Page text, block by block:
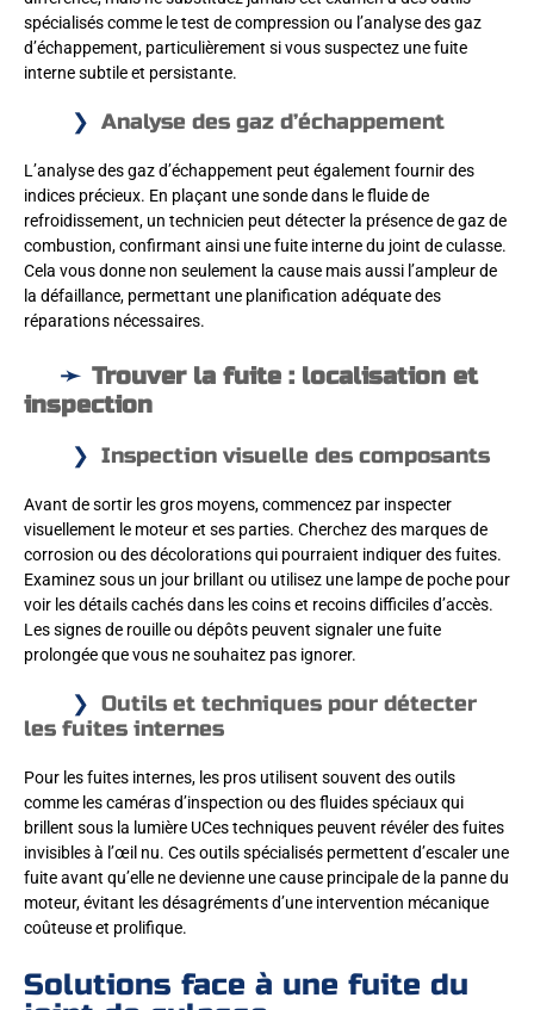
spécialisés comme le test de compression ou l’analyse des gaz
d’échappement, particulièrement si vous suspectez une fuite
interne subtile et persistante.
Analyse des gaz d’échappement
L’analyse des gaz d’échappement peut également fournir des
indices précieux. En plaçant une sonde dans le fluide de
refroidissement, un technicien peut détecter la présence de gaz de
combustion, confirmant ainsi une fuite interne du joint de culasse.
Cela vous donne non seulement la cause mais aussi l’ampleur de
la défaillance, permettant une planification adéquate des
réparations nécessaires.
Trouver la fuite : localisation et
inspection
Inspection visuelle des composants
Avant de sortir les gros moyens, commencez par inspecter
visuellement le moteur et ses parties. Cherchez des marques de
corrosion ou des décolorations qui pourraient indiquer des fuites.
Examinez sous un jour brillant ou utilisez une lampe de poche pour
voir les détails cachés dans les coins et recoins difficiles d’accès.
Les signes de rouille ou dépôts peuvent signaler une fuite
prolongée que vous ne souhaitez pas ignorer.
Outils et techniques pour détecter
les fuites internes
Pour les fuites internes, les pros utilisent souvent des outils
comme les caméras d’inspection ou des fluides spéciaux qui
brillent sous la lumière UCes techniques peuvent révéler des fuites
invisibles à l’œil nu. Ces outils spécialisés permettent d’escaler une
fuite avant qu’elle ne devienne une cause principale de la panne du
moteur, évitant les désagréments d’une intervention mécanique
coûteuse et prolifique.
Solutions face à une fuite du